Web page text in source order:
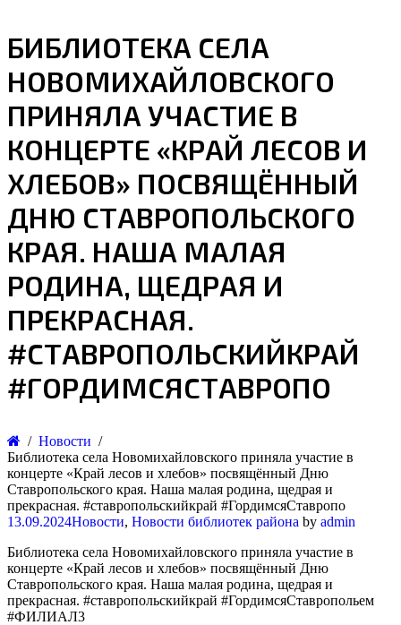
БИБЛИОТЕКА СЕЛА
НОВОМИХАЙЛОВСКОГО
ПРИНЯЛА УЧАСТИЕ В
КОНЦЕРТЕ «КРАЙ ЛЕСОВ И
ХЛЕБОВ» ПОСВЯЩЁННЫЙ
ДНЮ СТАВРОПОЛЬСКОГО
КРАЯ. НАША МАЛАЯ
РОДИНА, ЩЕДРАЯ И
ПРЕКРАСНАЯ.
#СТАВРОПОЛЬСКИЙКРАЙ
#ГОРДИМСЯСТАВРОПО
Новости
Библиотека села Новомихайловского приняла участие в
концерте «Край лесов и хлебов» посвящённый Дню
Ставропольского края. Наша малая родина, щедрая и
прекрасная. #ставропольскийкрай #ГордимсяСтавропо
13.09.2024Новости, Новости библиотек района by admin
Библиотека села Новомихайловского приняла участие в
концерте «Край лесов и хлебов» посвящённый Дню
Ставропольского края. Наша малая родина, щедрая и
прекрасная. #ставропольскийкрай #ГордимсяСтавропольем
#ФИЛИАЛ3